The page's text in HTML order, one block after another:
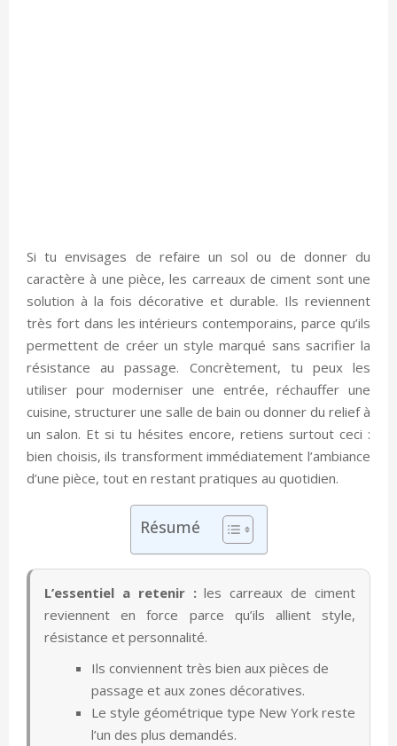
Si tu envisages de refaire un sol ou de donner du
caractère à une pièce, les carreaux de ciment sont une
solution à la fois décorative et durable. Ils reviennent
très fort dans les intérieurs contemporains, parce qu’ils
permettent de créer un style marqué sans sacrifier la
résistance au passage. Concrètement, tu peux les
utiliser pour moderniser une entrée, réchauffer une
cuisine, structurer une salle de bain ou donner du relief à
un salon. Et si tu hésites encore, retiens surtout ceci :
bien choisis, ils transforment immédiatement l’ambiance
d’une pièce, tout en restant pratiques au quotidien.
Résumé
L’essentiel a retenir :les carreaux de ciment
reviennent en force parce qu’ils allient style,
résistance et personnalité.
Ils conviennent très bien aux pièces de
passage et aux zones décoratives.
Le style géométrique type New York reste
l’un des plus demandés.